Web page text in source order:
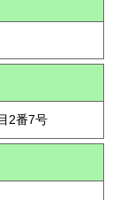
2番7号